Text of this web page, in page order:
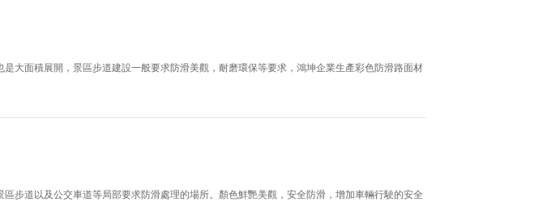
大面積展開，景區步道建設一般要求防滑美觀，耐磨環保等要求，鴻坤企業生產彩色防滑路面材
步道以及公交車道等局部要求防滑處理的場所。顏色鮮艷美觀，安全防滑，增加車輛行駛的安全